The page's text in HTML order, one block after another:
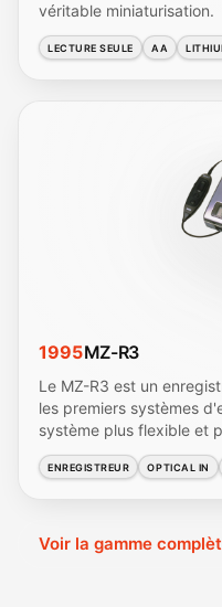
véritable miniaturisation.
LECTURE SEULE AA
1995MZ-R3
Le MZ-R3 est un
les premiers systèmes
système plus flexible et
ENREGISTREUR OPTICAL IN
Voir la gamme